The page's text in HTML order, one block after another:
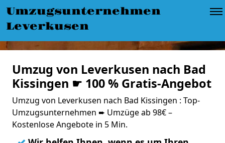
Umzugsunternehmen
Leverkusen
Umzug von Leverkusen nach Bad
Kissingen ☛ 100 % Gratis-Angebot
Umzug von Leverkusen nach Bad Kissingen : Top-
Umzugsunternehmen ➨ Umzüge ab 98€ –
Kostenlose Angebote in 5 Min.